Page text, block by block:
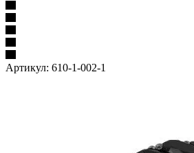
Артикул: 610-1-002-1